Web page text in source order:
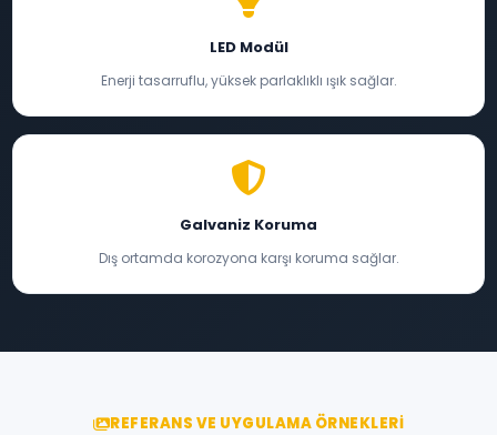
LED Modül
Enerji tasarruflu, yüksek parlaklıklı ışık sağlar.
Galvaniz Koruma
Dış ortamda korozyona karşı koruma sağlar.
REFERANS VE UYGULAMA ÖRNEKLERI